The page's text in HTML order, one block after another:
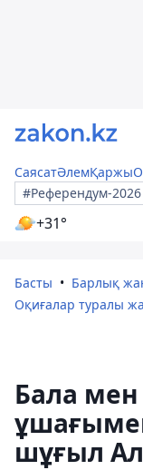
СаясатӘлемҚаржы
#Референдум-2026
+31°
Басты
Барлық
Оқиғалар туралы
Бала
шұғыл